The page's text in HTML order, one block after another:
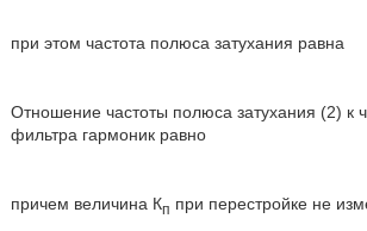
при этом частота полюса затухания равна
Отношение частоты полюса затухания (2) к
фильтра гармоник равно
причем величина Кп при перестройке не